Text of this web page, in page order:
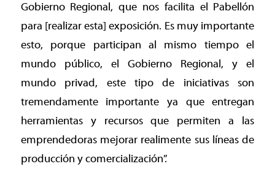
Gobierno Regional, que nos facilita el Pabellón
para [realizar esta] exposición. Es muy importante
esto, porque participan al mismo tiempo el
mundo público, el Gobierno Regional, y el
mundo privad, este tipo de iniciativas son
tremendamente importante ya que entregan
herramientas y recursos que permiten a las
emprendedoras mejorar realimente sus líneas de
producción y comercialización”.